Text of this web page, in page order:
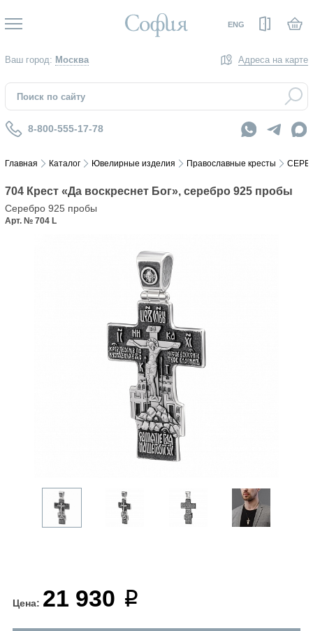
ENG Вход
Ваш город: Москва Адреса на карте
8-800-555-17-78
Главная Каталог Ювелирные изделия Православные кресты
704 Крест «Да воскреснет Бог», серебро 925 пробы
Серебро 925 пробы
Арт. № 704 L
Цена: 21 930